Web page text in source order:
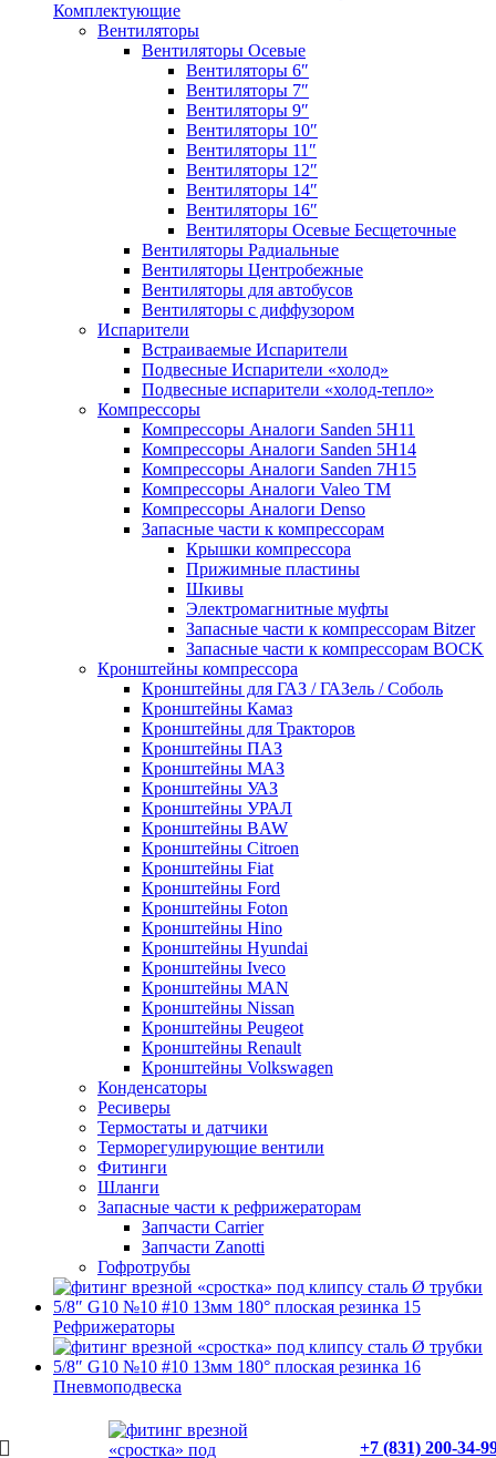
Комплектующие
Вентиляторы
Вентиляторы Осевые
Вентиляторы 6″
Вентиляторы 7″
Вентиляторы 9″
Вентиляторы 10″
Вентиляторы 11″
Вентиляторы 12″
Вентиляторы 14″
Вентиляторы 16″
Вентиляторы Осевые Бесщеточные
Вентиляторы Радиальные
Вентиляторы Центробежные
Вентиляторы для автобусов
Вентиляторы с диффузором
Испарители
Встраиваемые Испарители
Подвесные Испарители «холод»
Подвесные испарители «холод-тепло»
Компрессоры
Компрессоры Аналоги Sanden 5H11
Компрессоры Аналоги Sanden 5H14
Компрессоры Аналоги Sanden 7H15
Компрессоры Аналоги Valeo ТМ
Компрессоры Аналоги Denso
Запасные части к компрессорам
Крышки компрессора
Прижимные пластины
Шкивы
Электромагнитные муфты
Запасные части к компрессорам Bitzer
Запасные части к компрессорам BOCK
Кронштейны компрессора
Кронштейны для ГАЗ / ГАЗель / Соболь
Кронштейны Камаз
Кронштейны для Тракторов
Кронштейны ПАЗ
Кронштейны МАЗ
Кронштейны УАЗ
Кронштейны УРАЛ
Кронштейны BAW
Кронштейны Citroen
Кронштейны Fiat
Кронштейны Ford
Кронштейны Foton
Кронштейны Hino
Кронштейны Hyundai
Кронштейны Iveco
Кронштейны MAN
Кронштейны Nissan
Кронштейны Peugeot
Кронштейны Renault
Кронштейны Volkswagen
Конденсаторы
Ресиверы
Термостаты и датчики
Терморегулирующие вентили
Фитинги
Шланги
Запасные части к рефрижераторам
Запчасти Carrier
Запчасти Zanotti
Гофротрубы
Рефрижераторы
Пневмоподвеска
+7 (831) 200-34-